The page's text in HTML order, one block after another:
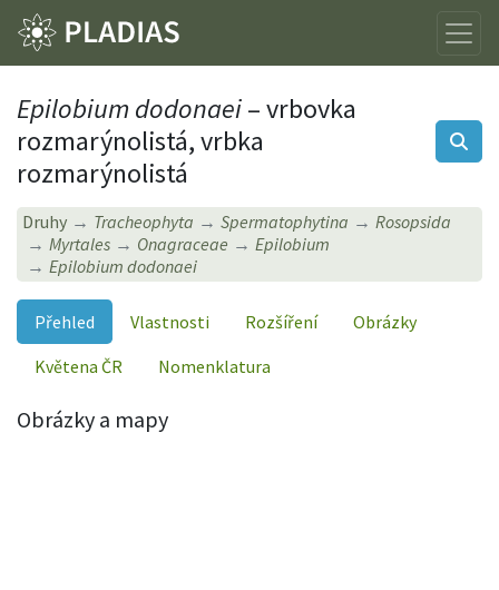
Epilobium dodonaei– vrbovka
rozmarýnolistá, vrbka
rozmarýnolistá
Druhy Tracheophyta Spermatophytina
Rosopsida
Myrtales
Onagraceae
Epilobium
Epilobium dodonaei
Přehled Vlastnosti Rozšíření
Obrázky
Květena ČR
Nomenklatura
Obrázky a mapy